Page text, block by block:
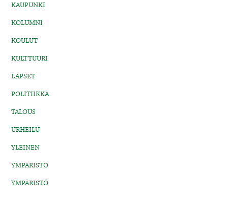
KAUPUNKI
KOLUMNI
KOULUT
KULTTUURI
LAPSET
POLITIIKKA
TALOUS
URHEILU
YLEINEN
YMPÄRISTÖ
YMPÄRISTÖ